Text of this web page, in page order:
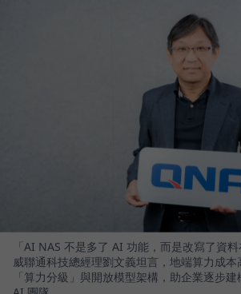
「AI NAS 不是多了 AI 功能，而是改寫了資料
威聯通科技總經理劉文義坦言，地端算力成本
「算力分級」與開放模型架構，助企業逐步